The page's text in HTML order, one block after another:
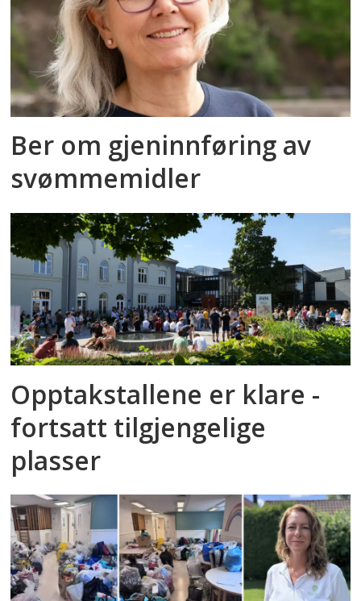
Ber om gjeninnføring av
svømmemidler
Opptakstallene er klare -
fortsatt tilgjengelige
plasser